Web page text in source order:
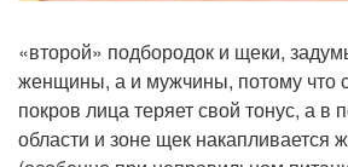
«второй» подбородок и щеки,
женщины, а и мужчины, потому что
покров лица теряет свой тонус, а в
области и зоне щек накапливается